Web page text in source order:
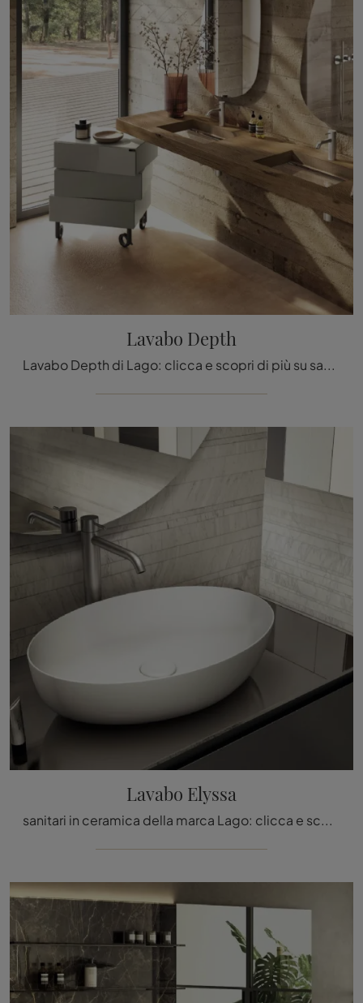
Lavabo Depth
Lavabo Depth di Lago: clicca e scopri di più su sanitari in legno e accessori della firma.
Lavabo Elyssa
sanitari in ceramica della marca Lago: clicca e scopri l'arredo bagno moderno Lavabo Elyssa per il tuo bagno.